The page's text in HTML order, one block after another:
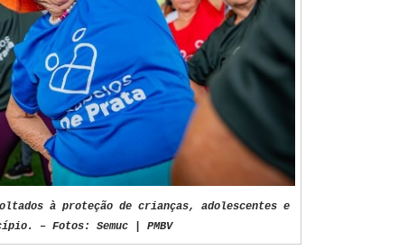
à proteção de crianças, adolescentes e
– Fotos: Semuc | PMBV